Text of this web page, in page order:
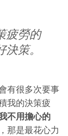
疲勞的
策。
有很多次要事
我的決策疲
不用擔心的
，那是最花心力